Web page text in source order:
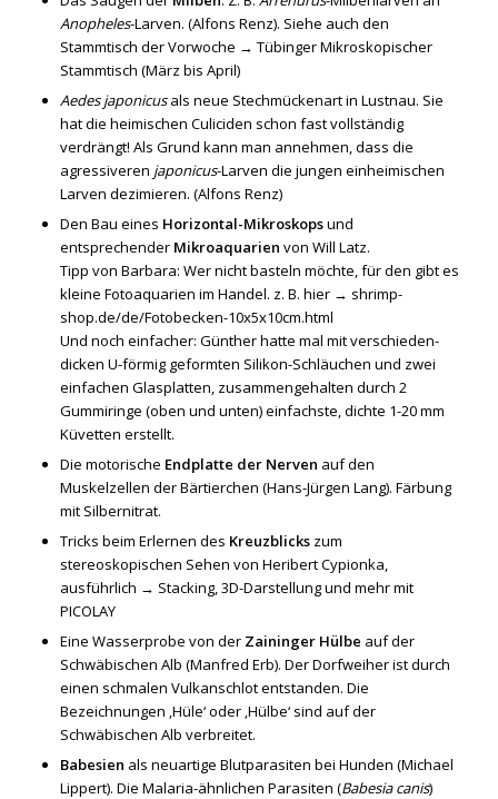
Anopheles-Larven. (Alfons Renz). Siehe auch den
Stammtisch der Vorwoche → Tübinger Mikroskopischer
Stammtisch (März bis April)
Aedes japonicusals neue Stechmückenart in Lustnau. Sie
hat die heimischen Culiciden schon fast vollständig
verdrängt! Als Grund kann man annehmen, dass die
agressiveren japonicus-Larven die jungen einheimischen
Larven dezimieren. (Alfons Renz)
Den Bau eines Horizontal-Mikroskopsund
entsprechender Mikroaquarien von Will Latz.
Tipp von Barbara: Wer nicht basteln möchte, für den gibt es
kleine Fotoaquarien im Handel. z. B. hier → shrimp-
shop.de/de/Fotobecken-10x5x10cm.html
Und noch einfacher: Günther hatte mal mit verschieden-
dicken U-förmig geformten Silikon-Schläuchen und zwei
einfachen Glasplatten, zusammengehalten durch 2
Gummiringe (oben und unten) einfachste, dichte 1-20 mm
Küvetten erstellt.
Die motorische Endplatte der Nerven auf den
Muskelzellen der Bärtierchen (Hans-Jürgen Lang). Färbung
mit Silbernitrat.
Tricks beim Erlernen des Kreuzblickszum
stereoskopischen Sehen von Heribert Cypionka,
ausführlich → Stacking, 3D-Darstellung und mehr mit
PICOLAY
Eine Wasserprobe von der Zaininger Hülbe auf der
Schwäbischen Alb (Manfred Erb). Der Dorfweiher ist durch
einen schmalen Vulkanschlot entstanden. Die
Bezeichnungen ‚Hüle‘ oder ‚Hülbe‘ sind auf der
Schwäbischen Alb verbreitet.
Babesien als neuartige Blutparasiten bei Hunden (Michael
Lippert). Die Malaria-ähnlichen Parasiten (Babesia canis)